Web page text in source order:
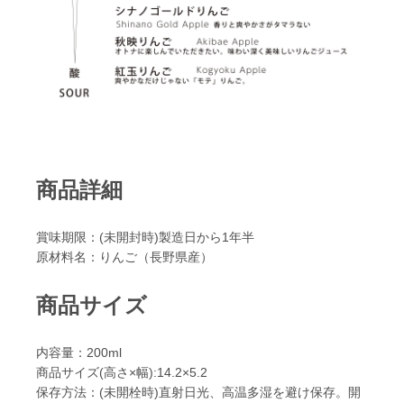
商品詳細
賞味期限：(未開封時)製造日から1年半
原材料名：りんご（長野県産）
商品サイズ
内容量：200ml
商品サイズ(高さ×幅):14.2×5.2
保存方法：(未開栓時)直射日光、高温多湿を避け保存。開